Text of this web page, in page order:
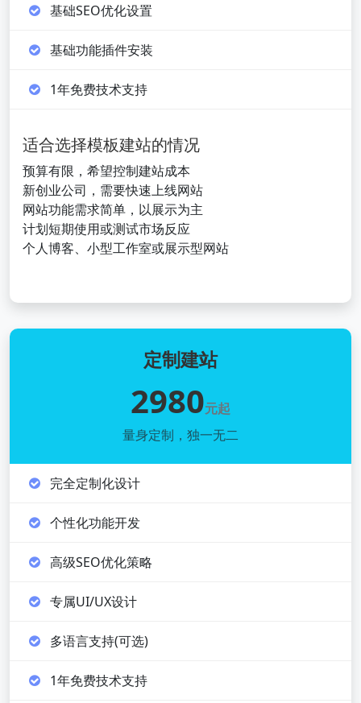
基础SEO优化设置
基础功能插件安装
1年免费技术支持
适合选择模板建站的情况
预算有限，希望控制建站成本
新创业公司，需要快速上线网站
网站功能需求简单，以展示为主
计划短期使用或测试市场反应
个人博客、小型工作室或展示型网站
定制建站
2980元起
量身定制，独一无二
完全定制化设计
个性化功能开发
高级SEO优化策略
专属UI/UX设计
多语言支持(可选)
1年免费技术支持